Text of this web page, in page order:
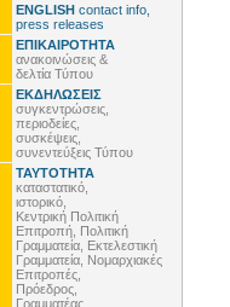
ENGLISH contact info,
press releases
ΕΠΙΚΑΙΡΟΤΗΤΑ
ανακοινώσεις &
δελτία Τύπου
ΕΚΔΗΛΩΣΕΙΣ
συγκεντρώσεις,
περιοδείες,
συσκέψεις,
συνεντεύξεις Τύπου
ΤΑΥΤΟΤΗΤΑ
καταστατικό,
ιστορικό,
Κεντρική Πολιτική
Επιτροπή, Πολιτική
Γραμματεία, Εκτελεστική
Γραμματεία, Νομαρχιακές
Επιτροπές,
Πρόεδρος,
Γραμματέας